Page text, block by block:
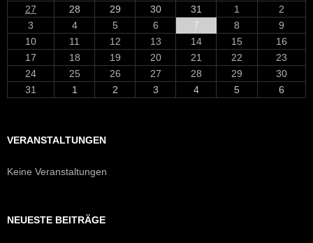
27
28 29 30 31 1
2
3
4 5 6 7 8
9
10
11 12 13 14 15
16
17
18 19 20 21 22
23
24
25 26 27 28 29
30
31
1 2 3 4 5 6
VERANSTALTUNGEN
Keine Veranstaltungen
NEUESTE BEITRÄGE